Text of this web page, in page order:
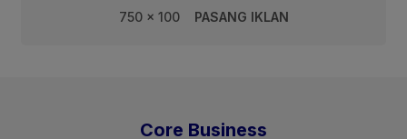
750 x 100 PASANG IKLAN
Core Business